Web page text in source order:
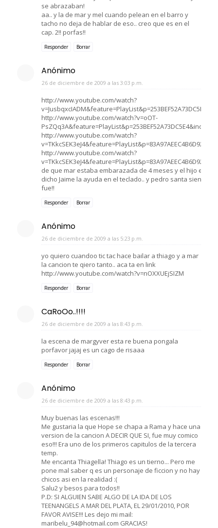
se abrazaban!
aa.. y la de mar y mel cuando pelean en el barro y
tacho no deja de hablar de eso.. creo que es en el
cap. 2!! porfas!!
Responder Borrar
Anónimo
26 de diciembre de 2009 a las 3:03 p.m.
http://www.youtube.com/watch?
http://www.youtube.com/watch?v=oOT-
http://www.youtube.com/watch?
http://www.youtube.com/watch?
de que mar estaba embarazada de 4 meses y el hijo era
dicho Jaime la ayuda en el teclado.. y pedro santa siento y
fue!!
Responder Borrar
Anónimo
26 de diciembre de 2009 a las 5:23 p.m.
yo quiero cuandoo tic tac hace bailar a thiago y a mar
la cancion te qiero tanto.. aca ta en link
http://www.youtube.com/watch?v=nOXXUEjSIZM
Responder Borrar
CaRoOo..!!!!
26 de diciembre de 2009 a las 8:43 p.m.
la escena de margyver esta re buena pongala
porfavor jajaj es un cago de risaaa
Responder Borrar
Anónimo
26 de diciembre de 2009 a las 8:43 p.m.
Muy buenas las escenas!!!
Me gustaria la que Hope se chapa a Rama y hace una
version de la cancion A DECIR QUE SI, fue muy comico
eso!!! Era uno de los primeros capitulos de la tercera
temp.
Me encanta Thiagella! Thiago es un tierno... Pero me
pone mal saber q es un personaje de ficcion y no hay
chicos asi en la realidad :(
Salu2 y besos para todos!!
P.D: SI ALGUIEN SABE ALGO DE LA IDA DE LOS
TEENANGELS A MAR DEL PLATA, EL 29/01/2010, POR
FAVOR AVISE!!! Les dejo mi mail:
maribelu_94@hotmail.com GRACIAS!